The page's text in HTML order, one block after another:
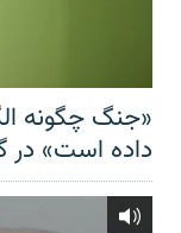
«جنگ چگونه
داده است» در